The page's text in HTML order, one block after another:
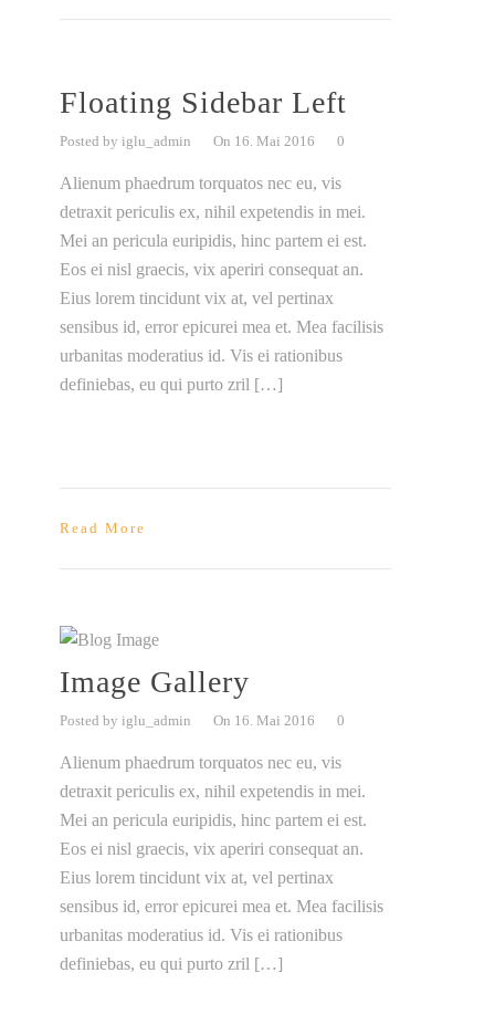
Floating Sidebar Left
Posted by iglu_admin On 16. Mai 2016 0
Alienum phaedrum torquatos nec eu, vis
detraxit periculis ex, nihil expetendis in mei.
Mei an pericula euripidis, hinc partem ei est.
Eos ei nisl graecis, vix aperiri consequat an.
Eius lorem tincidunt vix at, vel pertinax
sensibus id, error epicurei mea et. Mea facilisis
urbanitas moderatius id. Vis ei rationibus
definiebas, eu qui purto zril […]
Read More
Image Gallery
Posted by iglu_admin On 16. Mai 2016 0
Alienum phaedrum torquatos nec eu, vis
detraxit periculis ex, nihil expetendis in mei.
Mei an pericula euripidis, hinc partem ei est.
Eos ei nisl graecis, vix aperiri consequat an.
Eius lorem tincidunt vix at, vel pertinax
sensibus id, error epicurei mea et. Mea facilisis
urbanitas moderatius id. Vis ei rationibus
definiebas, eu qui purto zril […]